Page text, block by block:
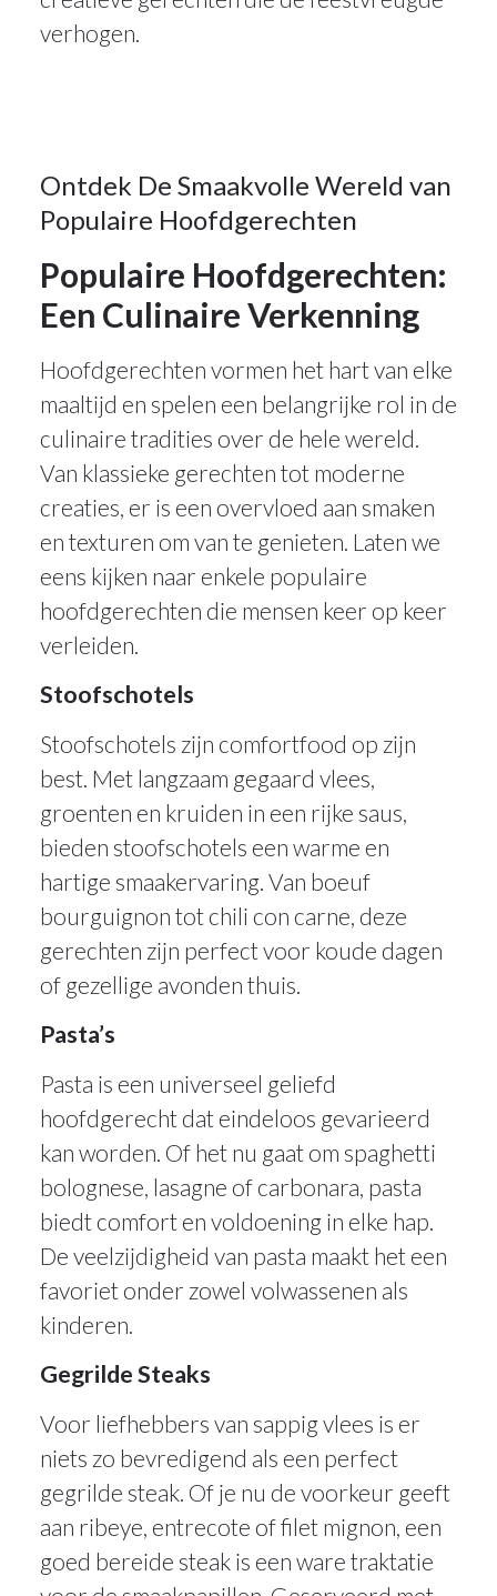
verhogen.
29
DEC 2025
2025
Ontdek De Smaakvolle Wereld van
Populaire Hoofdgerechten
Populaire Hoofdgerechten:
Een Culinaire Verkenning
Hoofdgerechten vormen het hart van elke
maaltijd en spelen een belangrijke rol in de
culinaire tradities over de hele wereld.
Van klassieke gerechten tot moderne
creaties, er is een overvloed aan smaken
en texturen om van te genieten. Laten we
eens kijken naar enkele populaire
hoofdgerechten die mensen keer op keer
verleiden.
Stoofschotels
Stoofschotels zijn comfortfood op zijn
best. Met langzaam gegaard vlees,
groenten en kruiden in een rijke saus,
bieden stoofschotels een warme en
hartige smaakervaring. Van boeuf
bourguignon tot chili con carne, deze
gerechten zijn perfect voor koude dagen
of gezellige avonden thuis.
Pasta’s
Pasta is een universeel geliefd
hoofdgerecht dat eindeloos gevarieerd
kan worden. Of het nu gaat om spaghetti
bolognese, lasagne of carbonara, pasta
biedt comfort en voldoening in elke hap.
De veelzijdigheid van pasta maakt het een
favoriet onder zowel volwassenen als
kinderen.
Gegrilde Steaks
Voor liefhebbers van sappig vlees is er
niets zo bevredigend als een perfect
gegrilde steak. Of je nu de voorkeur geeft
aan ribeye, entrecote of filet mignon, een
goed bereide steak is een ware traktatie